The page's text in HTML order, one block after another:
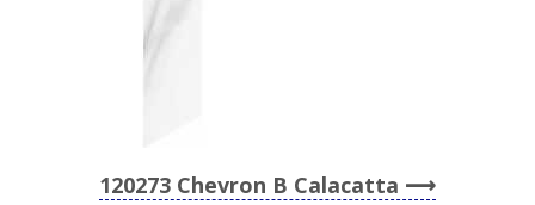
120273 Chevron B Calacatta